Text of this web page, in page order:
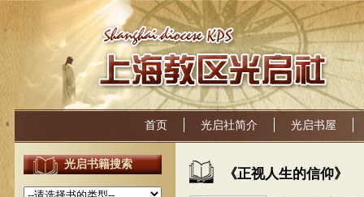
首页 光启社简介 光启书屋
光启书籍搜索
《正视人生的信仰》